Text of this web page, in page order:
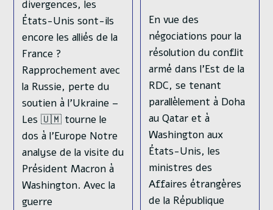
En vue des
négociations pour la
résolution du conflit
armé dans l’Est de la
RDC, se tenant
parallèlement à Doha
au Qatar et à
Washington aux
États-Unis, les
ministres des
Affaires étrangères
de la République
divergences, les
États-Unis sont-ils
encore les alliés de la
France ?
Rapprochement avec
la Russie, perte du
soutien à l’Ukraine –
Les 🇺🇲 tourne le
dos à l’Europe Notre
analyse de la visite du
Président Macron à
Washington. Avec la
guerre